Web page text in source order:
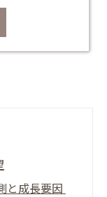
と成長要因